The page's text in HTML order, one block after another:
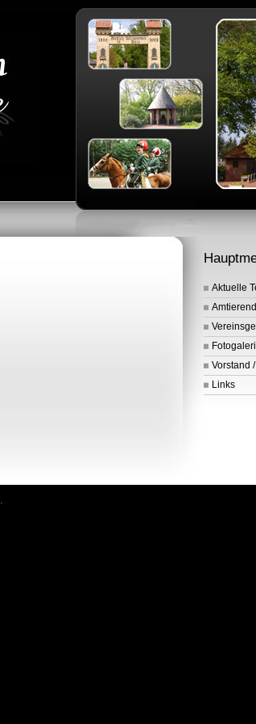
Aktuelle
Vorstand
Links